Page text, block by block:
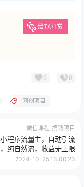
给TA打赏
0 0
网创项目
微信课程 搞钱项目
程序流量主，自动引流
纯自然流，收益无上限
2024-10-25 13:00:23